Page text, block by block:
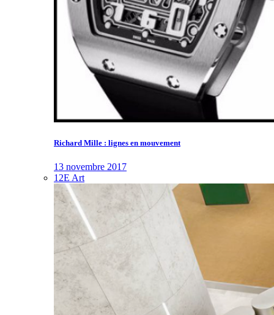
Richard Mille : lignes en mouvement
13 novembre 2017
12E Art